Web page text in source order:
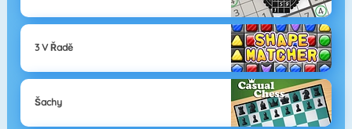
3 V Řadě
Šachy